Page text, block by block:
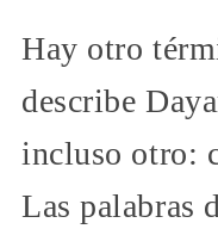
Hay otro
describe
incluso otro:
Las palabras